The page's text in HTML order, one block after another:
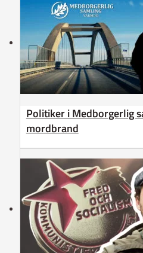
Politiker i Medborgerlig
mordbrand